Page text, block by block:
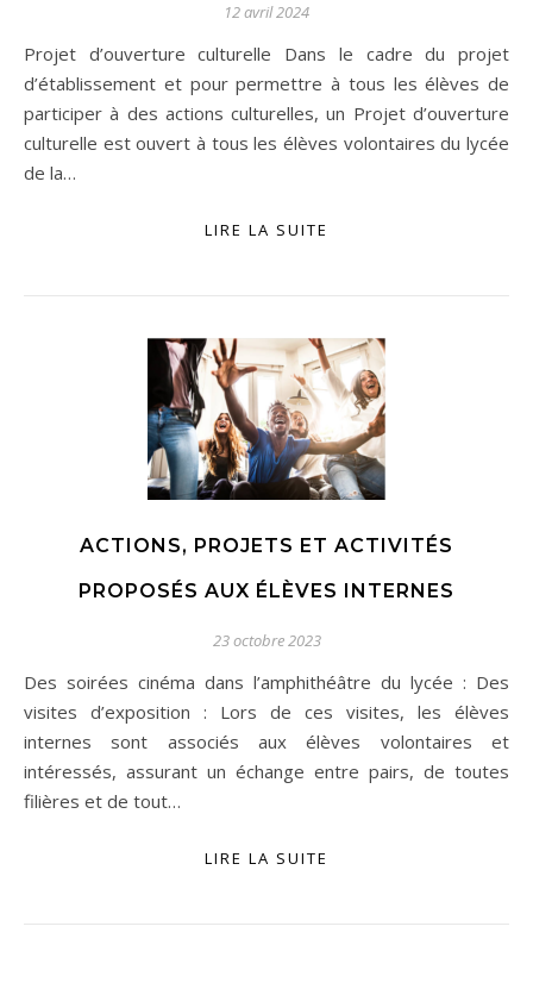
12 avril 2024
Projet d’ouverture culturelle Dans le cadre du projet
d’établissement et pour permettre à tous les élèves de
participer à des actions culturelles, un Projet d’ouverture
culturelle est ouvert à tous les élèves volontaires du lycée
de la…
LIRE LA SUITE
ACTIONS, PROJETS ET ACTIVITÉS
PROPOSÉS AUX ÉLÈVES INTERNES
23 octobre 2023
Des soirées cinéma dans l’amphithéâtre du lycée : Des
visites d’exposition : Lors de ces visites, les élèves
internes sont associés aux élèves volontaires et
intéressés, assurant un échange entre pairs, de toutes
filières et de tout…
LIRE LA SUITE